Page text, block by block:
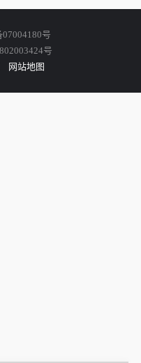
07004180号
号
网站地图